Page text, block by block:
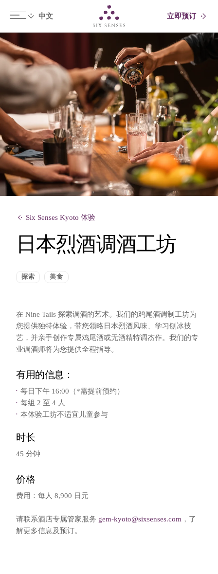
立即预订
Six Senses Kyoto 体验
日本烈酒调酒工坊
探索 美食
在 Nine Tails 探索调酒的艺术。我们的鸡尾酒调制工坊为
您提供独特体验，带您领略日本烈酒风味、学习刨冰技
艺，并亲手创作专属鸡尾酒或无酒精特调杰作。我们的专
业调酒师将为您提供全程指导。
有用的信息：
每日下午 16:00（*需提前预约）
每组 2 至 4 人
本体验工坊不适宜儿童参与
时长
45 分钟
价格
费用：每人 8,900 日元
请联系酒店专属管家服务 gem-kyoto@sixsenses.com ，了
解更多信息及预订。